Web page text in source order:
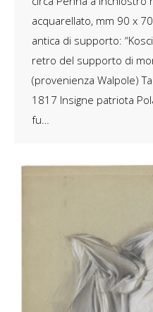
acquarellato, mm 90 x
antica di supporto:
retro del supporto di
(provenienza Walpole)
1817 Insigne patriota
fu…